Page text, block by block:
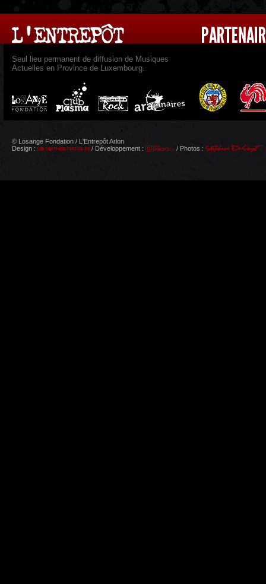
Seul lieu permanent de diffusion de Musiques
Actuelles en Province de Luxembourg.
© Losange Fondation / L'Entrepôt Arlon
Design :
/ Développement : / Photos :